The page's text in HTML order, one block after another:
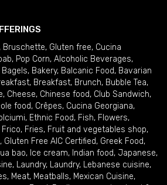
Bruschette, Gluten free, Cucina
, Pop Corn, Alcoholic Beverages,
Bagels, Bakery, Balcanic Food, Bavarian
, Breakfast, Brunch, Bubble Tea,
, Cheese, Chinese food, Club Sandwich,
food, Crêpes, Cucina Georgiana,
, Ethnic Food, Fish, Flowers,
Frico, Fries, Fruit and vegetables shop,
, Gluten Free AIC Certified, Greek Food,
bao, Ice cream, Indian food, Japanese,
, Laundry, Laundry, Lebanese cuisine,
, Meat, Meatballs, Mexican Cuisine,